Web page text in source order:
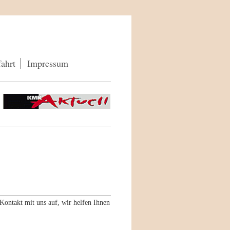
Impressum
mit uns auf, wir helfen Ihnen